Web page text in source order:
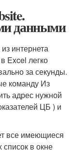
данными
интернета
Excel легко
за секунды.
команду Из
адрес нужной
ЦБ ) и
все имеющиеся
в окне